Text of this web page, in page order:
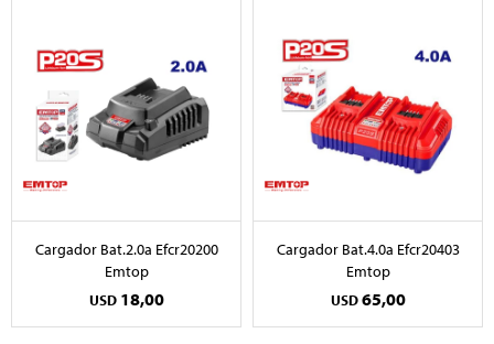
Cargador Bat.2.0a Efcr20200
Emtop
USD 18,00
Cargador Bat.4.0a Efcr20403
Emtop
USD 65,00